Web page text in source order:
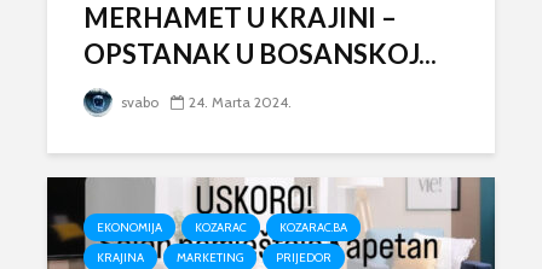
MERHAMET U KRAJINI –
OPSTANAK U BOSANSKOJ...
svabo 24. Marta 2024.
EKONOMIJA KOZARAC
KOZARAC.BA
KRAJINA
MARKETING PRIJEDOR